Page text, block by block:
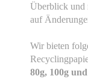
Überblick und
auf
Wir bieten
80g, 100g